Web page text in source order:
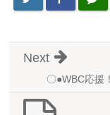
〇●WBC応
Next